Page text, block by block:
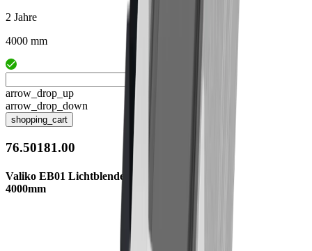
2 Jahre
4000 mm
arrow_drop_up
arrow_drop_down
shopping_cart
76.50181.00
Valiko EB01 Lichtblende opal
4000mm